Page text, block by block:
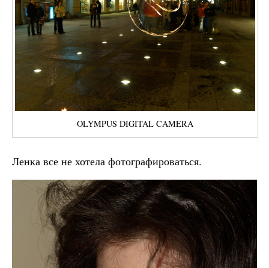
OLYMPUS DIGITAL CAMERA
Ленка все не хотела фотографироваться.